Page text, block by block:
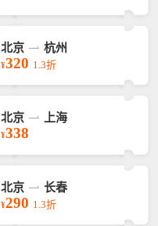
北京 杭州
¥320 1.3折
北京 上海
¥338
北京 长春
¥290 1.3折